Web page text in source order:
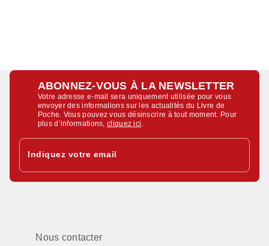
ABONNEZ-VOUS À LA NEWSLETTER
Votre adresse e-mail sera uniquement utilisée pour vous
envoyer des informations sur les actualités du Livre de
Poche. Vous pouvez vous désinscrire à tout moment. Pour
plus d’informations,cliquez ici
Indiquez votre email
Nous contacter